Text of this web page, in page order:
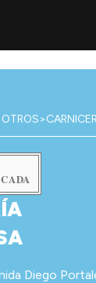
>
Diego